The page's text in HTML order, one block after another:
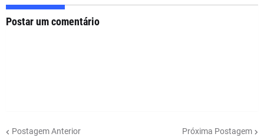
Postar um comentário
Postagem Anterior Próxima Postagem